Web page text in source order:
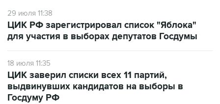
29 июля 11:38
ЦИК РФ зарегистрировал список "Яблока"
для участия в выборах депутатов Госдумы
18 июля 11:35
ЦИК заверил списки всех 11 партий,
выдвинувших кандидатов на выборы в
Госдуму РФ